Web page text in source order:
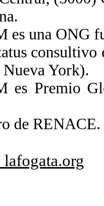
es una ONG
York).
es Premio
de
lafogata.org